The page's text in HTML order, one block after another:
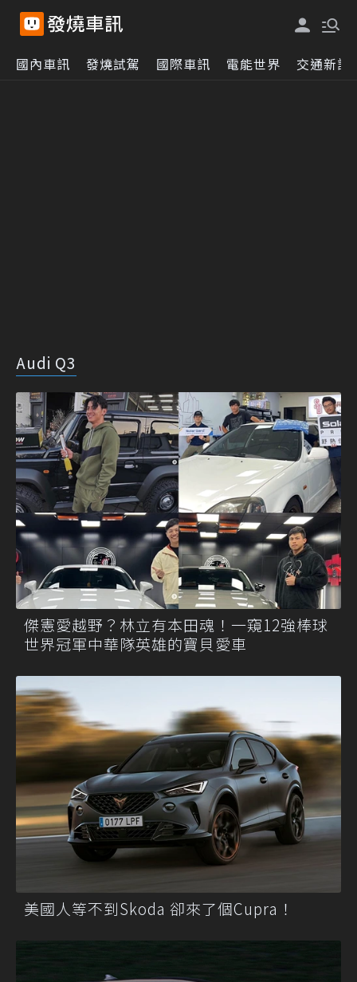
國內車訊 發燒試駕 國際車訊 電能世界 交通新訊
Audi Q3
傑憲愛越野？林立有本田魂！一窺12強棒球
世界冠軍中華隊英雄的寶貝愛車
美國人等不到Skoda 卻來了個Cupra！